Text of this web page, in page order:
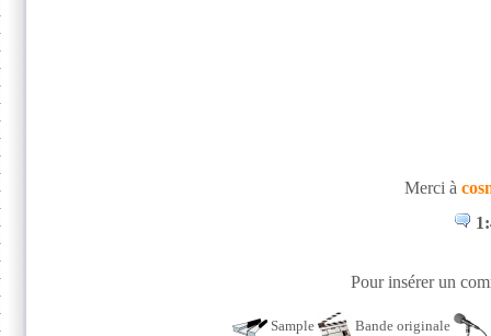
Merci à
Pour insérer un
Sample Bande originale